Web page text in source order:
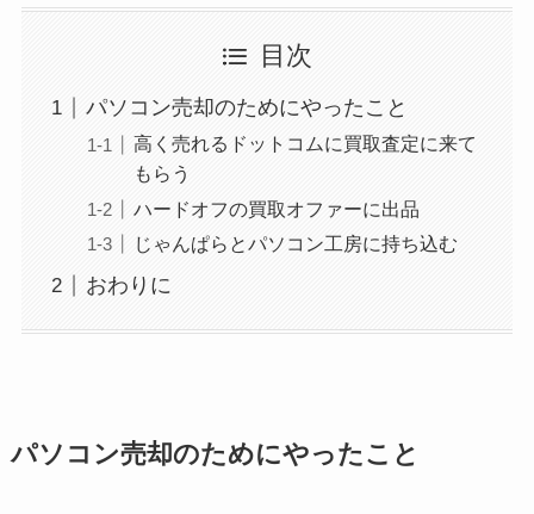
目次
パソコン売却のためにやったこと
高く売れるドットコムに買取査定に来て
もらう
ハードオフの買取オファーに出品
じゃんぱらとパソコン工房に持ち込む
おわりに
パソコン売却のためにやったこと